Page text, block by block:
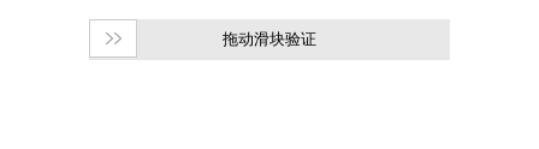
拖动滑块验证